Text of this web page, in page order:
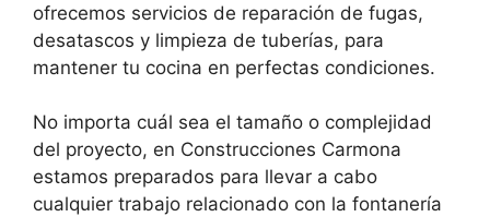
ofrecemos servicios de reparación de fugas,
desatascos y limpieza de tuberías, para
mantener tu cocina en perfectas condiciones.
No importa cuál sea el tamaño o complejidad
del proyecto, en Construcciones Carmona
estamos preparados para llevar a cabo
cualquier trabajo relacionado con la fontanería